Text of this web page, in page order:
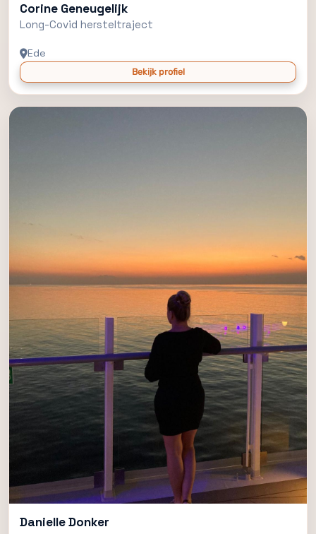
Corine Geneugelijk
Long-Covid hersteltraject
Ede
Bekijk profiel
Danielle Donker